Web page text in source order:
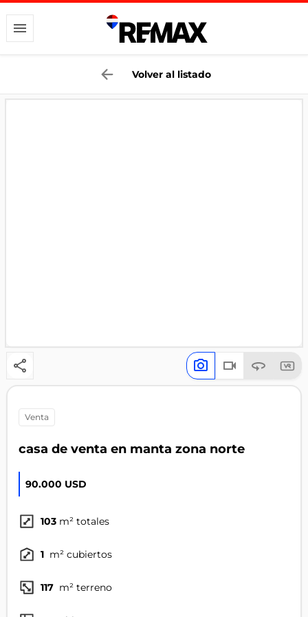
Volver al listado
venta
casa de venta en manta zona norte
90.000 USD
103 m² totales
1 m² cubiertos
117 m² terreno